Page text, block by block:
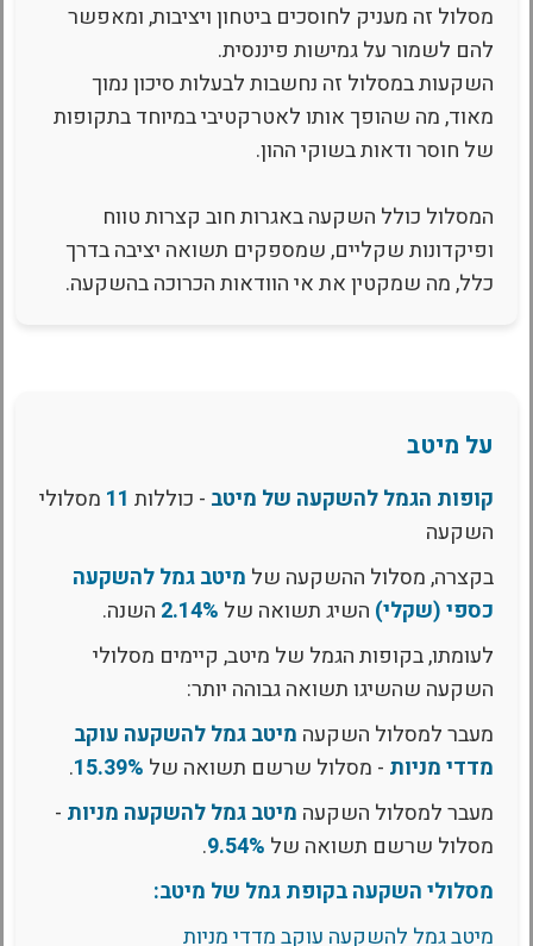
מסלול זה מעניק לחוסכים ביטחון ויציבות, ומאפשר
להם לשמור על גמישות פיננסית.
השקעות במסלול זה נחשבות לבעלות סיכון נמוך
מאוד, מה שהופך אותו לאטרקטיבי במיוחד בתקופות
של חוסר ודאות בשוקי ההון.
המסלול כולל השקעה באגרות חוב קצרות טווח
ופיקדונות שקליים, שמספקים תשואה יציבה בדרך
כלל, מה שמקטין את אי הוודאות הכרוכה בהשקעה.
על מיטב
קופות הגמל להשקעה של מיטב - כוללות 11 מסלולי
השקעה
בקצרה, מסלול ההשקעה של מיטב גמל להשקעה
כספי (שקלי) השיג תשואה של 2.14% השנה.
לעומתו, בקופות הגמל של מיטב, קיימים מסלולי
השקעה שהשיגו תשואה גבוהה יותר:
מעבר למסלול השקעה מיטב גמל להשקעה עוקב
מדדי מניות - מסלול שרשם תשואה של 15.39%
.
מעבר למסלול השקעה מיטב גמל להשקעה מניות -
מסלול שרשם תשואה של 9.54%
.
מסלולי השקעה בקופת גמל של מיטב:
מיטב גמל להשקעה עוקב מדדי מניות